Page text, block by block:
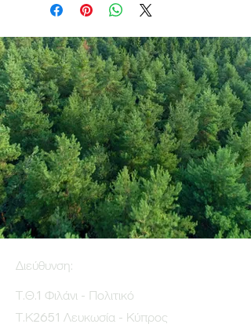
Διεύθυνση:
Τ.Θ.1 Φιλάνι - Πολιτικό
Τ.Κ2651 Λευκωσία - Κύπρος